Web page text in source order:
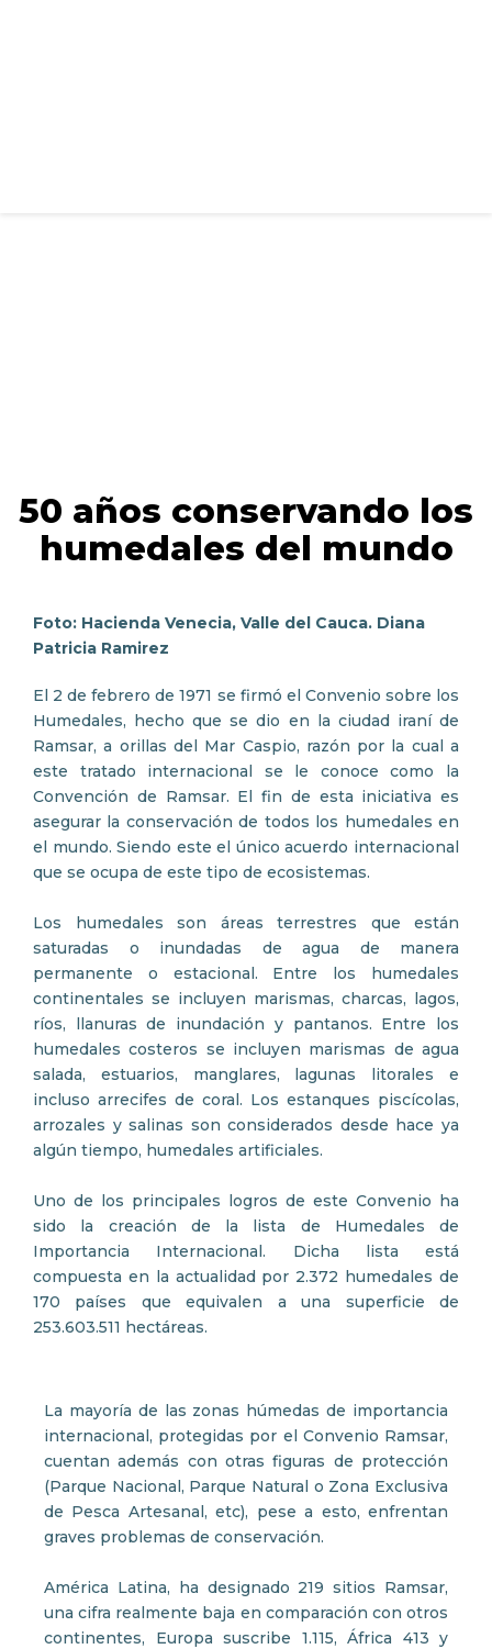
50 años conservando los
humedales del mundo
Foto: Hacienda Venecia, Valle del Cauca. Diana
Patricia Ramirez
El 2 de febrero de 1971 se firmó el Convenio sobre los
Humedales, hecho que se dio en la ciudad iraní de
Ramsar, a orillas del Mar Caspio, razón por la cual a
este tratado internacional se le conoce como la
Convención de Ramsar. El fin de esta iniciativa es
asegurar la conservación de todos los humedales en
el mundo. Siendo este el único acuerdo internacional
que se ocupa de este tipo de ecosistemas.
Los humedales son áreas terrestres que están
saturadas o inundadas de agua de manera
permanente o estacional. Entre los humedales
continentales se incluyen marismas, charcas, lagos,
ríos, llanuras de inundación y pantanos. Entre los
humedales costeros se incluyen marismas de agua
salada, estuarios, manglares, lagunas litorales e
incluso arrecifes de coral. Los estanques piscícolas,
arrozales y salinas son considerados desde hace ya
algún tiempo, humedales artificiales.
Uno de los principales logros de este Convenio ha
sido la creación de la lista de Humedales de
Importancia Internacional. Dicha lista está
compuesta en la actualidad por 2.372 humedales de
170 países que equivalen a una superficie de
253.603.511 hectáreas.
La mayoría de las zonas húmedas de importancia
internacional, protegidas por el Convenio Ramsar,
cuentan además con otras figuras de protección
(Parque Nacional, Parque Natural o Zona Exclusiva
de Pesca Artesanal, etc), pese a esto, enfrentan
graves problemas de conservación.
América Latina, ha designado 219 sitios Ramsar,
una cifra realmente baja en comparación con otros
continentes, Europa suscribe 1.115, África 413 y